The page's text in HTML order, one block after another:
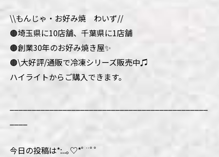
\\もんじゃ・お好み焼 わいず//
🟤埼玉県に10店舗、千葉県に1店舗
🟤創業30年のお好み焼き屋✨
🟤\大好評/通販で冷凍シリーズ販売中♫
ハイライトからご購入できます。
今日の投稿は*:..｡♡*ﾟ¨ﾟﾟ